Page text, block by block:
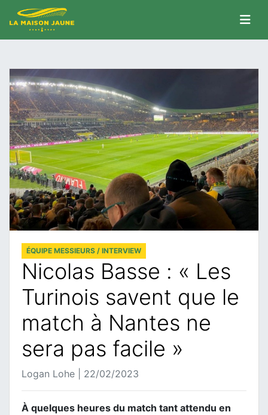
ÉQUIPE MESSIEURS / INTERVIEW
Nicolas Basse : « Les
Turinois savent que le
match à Nantes ne
sera pas facile »
Logan Lohe | 22/02/2023
À quelques heures du match tant attendu en